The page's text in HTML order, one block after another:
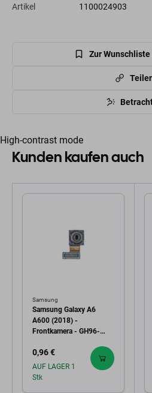
Artikel 1100024903
Zur
High-contrast mode
Kunden kaufen auch
Samsung
Samsung Galaxy A6
A600 (2018) -
Frontkamera - GH96-
Pack
0,96 €
AUF LAGER 1
Stk